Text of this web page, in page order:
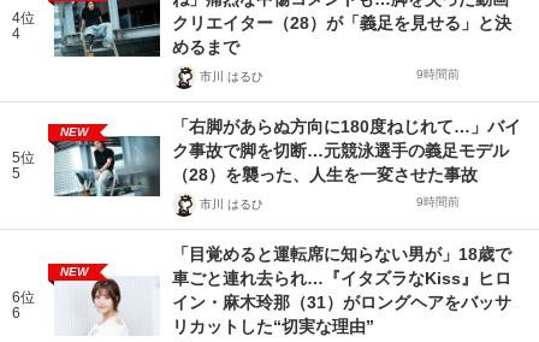
4位
4
クリエイター（28）が「義足を見せる」と決
めるまで
市川 はるひ 9時間前
5位
5
NEW
「右脚があらぬ方向に180度ねじれて…」バイ
ク事故で脚を切断…元競泳選手の義足モデル
（28）を襲った、人生を一変させた事故
市川 はるひ 9時間前
6位
6
NEW
「目覚めると運転席に知らない男が」18歳で
車ごと連れ去られ…『イタズラなKiss』ヒロ
イン・麻木玲那（31）がロングヘアをバッサ
リカットした“切実な理由”